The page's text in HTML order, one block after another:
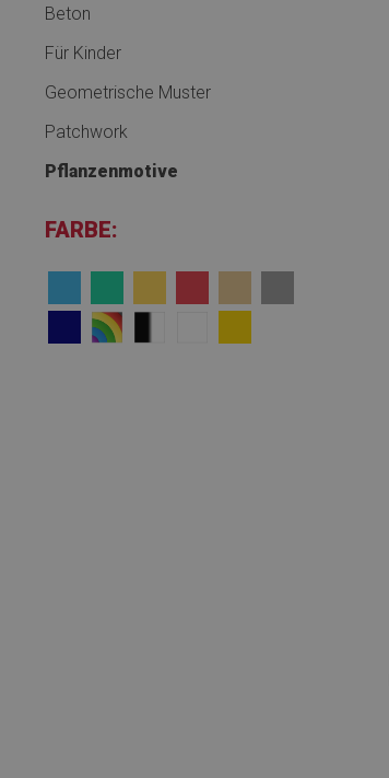
Beton
Für Kinder
Geometrische Muster
Patchwork
Pflanzenmotive
FARBE: